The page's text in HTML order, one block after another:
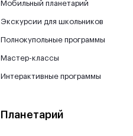
Мобильный планетарий
Экскурсии для школьников
Полнокупольные программы
Мастер-классы
Интерактивные программы
Планетарий